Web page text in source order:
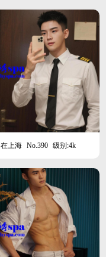
在上海 No.390 级别:4k